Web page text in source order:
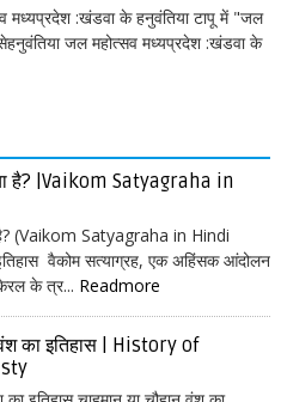
मध्यप्रदेश :खंडवा के हनुवंतिया टापू में "जल
जल महोत्सव मध्यप्रदेश :खंडवा के
है? |Vaikom Satyagraha in
है? (Vaikom Satyagraha in Hindi
वैकोम सत्याग्रह, एक अहिंसक आंदोलन
के त्र... Readmore
वंश का इतिहास | History of